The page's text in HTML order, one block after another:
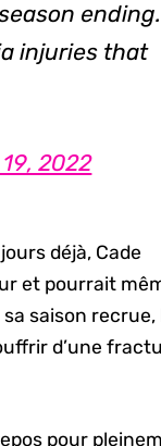
ending.
injuries that
2022
déjà, Cade
et pourrait
saison recrue,
d’une
pour